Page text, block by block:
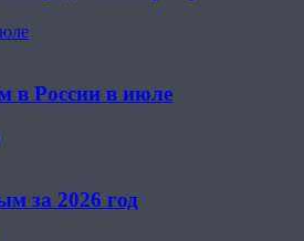
в России в июле
за 2026 год